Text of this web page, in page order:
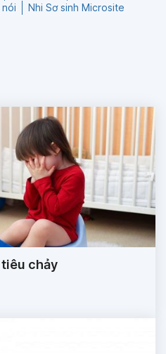
nói Nhi Sơ sinh Microsite
chảy